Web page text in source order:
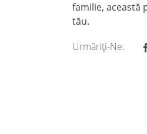
familie, această
tău.
Urmăriți-Ne: